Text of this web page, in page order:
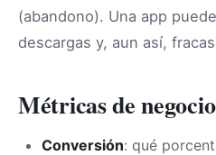
(abandono). Una app
descargas y, aun así,
Métricas de negocio
Conversión: qué